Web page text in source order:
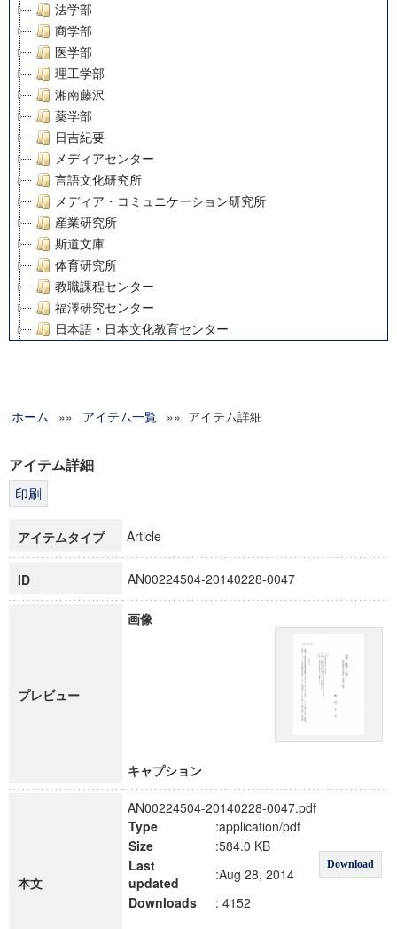
法学部
商学部
医学部
理工学部
湘南藤沢
薬学部
日吉紀要
メディアセンター
言語文化研究所
メディア・コミュニケーション研究所
産業研究所
斯道文庫
体育研究所
教職課程センター
福澤研究センター
日本語・日本文化教育センター
グローバルリサーチインスティテュート
科学研究費補助金研究成果報告書
博士課程教育リーディングプログラム「超成熟社会発展のサ
ホーム »» アイテム一覧 »» アイテム詳細
アイテム詳細
アイテムタイプ Article
ID AN00224504-20140228-0047
プレビュー
画像
キャプション
本文
AN00224504-20140228-0047.pdf
Type
:application/pdf
Download
Size
:584.0 KB
Last
updated
:Aug 28, 2014
Downloads
: 4152